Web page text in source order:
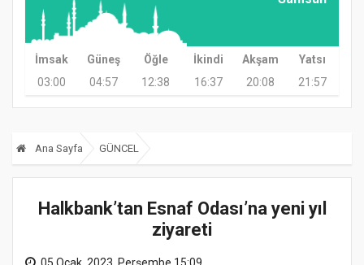
İmsak Güneş Öğle İkindi Akşam
Yatsı
03:00
04:57 12:38 16:37 20:08 21:57
Ana Sayfa GÜNCEL
Halkbank’tan Esnaf Odası’na yeni yıl
ziyareti